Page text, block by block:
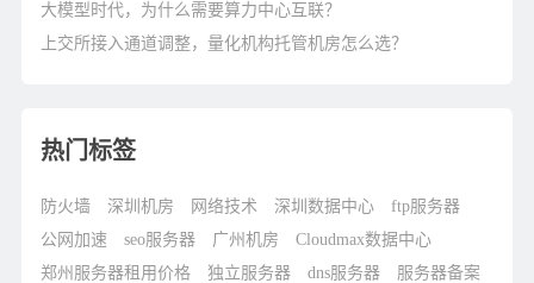
大模型时代，为什么需要算力中心互联？
上交所接入通道调整，量化机构托管机房怎么选？
热门标签
防火墙 深圳机房 网络技术 深圳数据中心
ftp服务器
公网加速
seo服务器 广州机房
Cloudmax数据中心
郑州服务器租用价格
独立服务器 dns服务器
服务器备案